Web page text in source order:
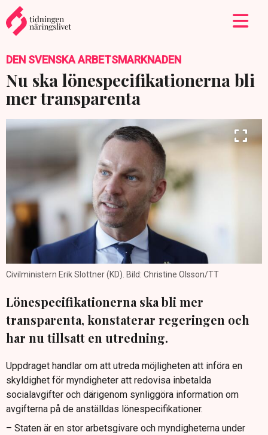
DEN SVENSKA ARBETSMARKNADEN
Nu ska lönespecifikationerna bli
mer transparenta
Civilministern Erik Slottner (KD). Bild: Christine Olsson/TT
Lönespecifikationerna ska bli mer
transparenta, konstaterar regeringen och
har nu tillsatt en utredning.
Uppdraget handlar om att utreda möjligheten att införa en
skyldighet för myndigheter att redovisa inbetalda
socialavgifter och därigenom synliggöra information om
avgifterna på de anställdas lönespecifikationer.
– Staten är en stor arbetsgivare och myndigheterna under